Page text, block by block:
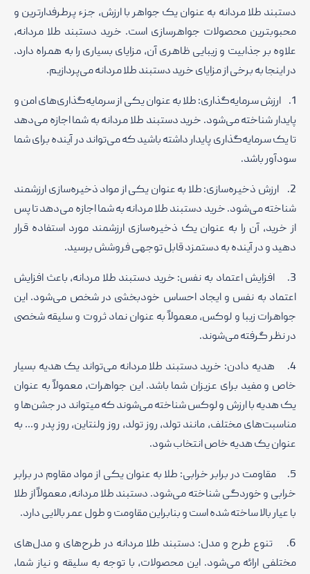
دستبند طلا مردانه به عنوان یک جواهر با ارزش، جزء پرطرفدارترین و
محبوبترین محصولات جواهرسازی است. خرید دستبند طلا مردانه،
علاوه بر جذابیت و زیبایی ظاهری آن، مزایای بسیاری را به همراه دارد.
در اینجا به برخی از مزایای خرید دستبند طلا مردانه می‌پردازیم.
1. ارزش سرمایه‌گذاری: طلا به عنوان یکی از سرمایه‌گذاری‌های امن و
پایدار شناخته می‌شود. خرید دستبند طلا مردانه به شما اجازه می‌دهد
تا یک سرمایه‌گذاری پایدار داشته باشید که می‌تواند در آینده برای شما
سودآور باشد.
2. ارزش ذخیره‌سازی: طلا به عنوان یکی از مواد ذخیره‌سازی ارزشمند
شناخته می‌شود. خرید دستبند طلا مردانه به شما اجازه می‌دهد تا پس
از خرید، آن را به عنوان یک ذخیره‌سازی ارزشمند مورد استفاده قرار
دهید و در آینده به دستمزد قابل توجهی فروشش برسید.
3. افزایش اعتماد به نفس: خرید دستبند طلا مردانه، باعث افزایش
اعتماد به نفس و ایجاد احساس خودبخشی در شخص می‌شود. این
جواهرات زیبا و لوکس، معمولاً به عنوان نماد ثروت و سلیقه شخصی
در نظر گرفته می‌شوند.
4. هدیه دادن: خرید دستبند طلا مردانه می‌تواند یک هدیه بسیار
خاص و مفید برای عزیزان شما باشد. این جواهرات، معمولاً به عنوان
یک هدیه با ارزش و لوکس شناخته می‌شوند که میتواند در جشن‌ها و
مناسبت‌های مختلف، مانند تولد، روز تولد، روز ولنتاین، روز پدر و... به
عنوان یک هدیه خاص انتخاب شود.
5. مقاومت در برابر خرابی: طلا به عنوان یکی از مواد مقاوم در برابر
خرابی و خوردگی شناخته می‌شود. دستبند طلا مردانه، معمولاً از طلا
با عیار بالا ساخته شده است و بنابراین مقاومت و طول عمر بالایی دارد.
6. تنوع طرح و مدل: دستبند طلا مردانه در طرح‌های و مدل‌های
مختلفی ارائه می‌شود. این محصولات، با توجه به سلیقه و نیاز شما،